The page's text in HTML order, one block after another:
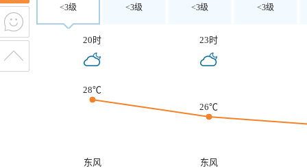
<3级 <3级 <3级 <3级
20时 23时
28℃
26℃
东风
东风